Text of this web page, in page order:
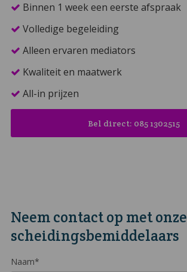
Binnen 1 week een eerste afspraak
Volledige begeleiding
Alleen ervaren mediators
Kwaliteit en maatwerk
All-in prijzen
Bel direct: 085 1302515
Neem contact op met onze
scheidingsbemiddelaars
Naam*